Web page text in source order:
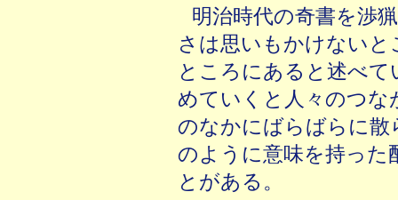
明治時代の奇書を渉
さは思いもかけない
ところにあると述べ
めていくと人々のつ
のなかにばらばらに散
のように意味を持っ
とがある。